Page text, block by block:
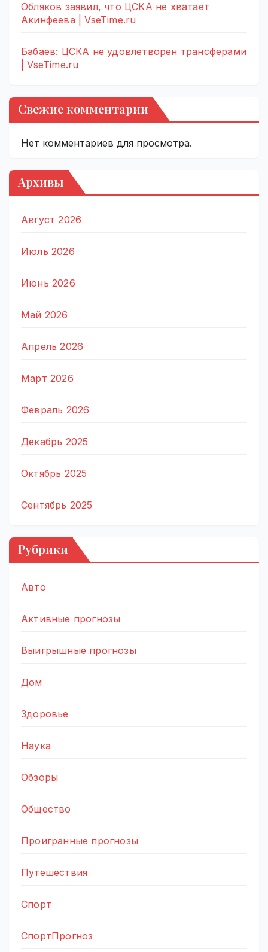
Обляков заявил, что ЦСКА не хватает
Акинфеева | VseTime.ru
Бабаев: ЦСКА не удовлетворен трансферами
| VseTime.ru
Свежие комментарии
Нет комментариев для просмотра.
Архивы
Август 2026
Июль 2026
Июнь 2026
Май 2026
Апрель 2026
Март 2026
Февраль 2026
Декабрь 2025
Октябрь 2025
Сентябрь 2025
Рубрики
Авто
Активные прогнозы
Выигрышные прогнозы
Дом
Здоровье
Наука
Обзоры
Общество
Проигранные прогнозы
Путешествия
Спорт
СпортПрогноз